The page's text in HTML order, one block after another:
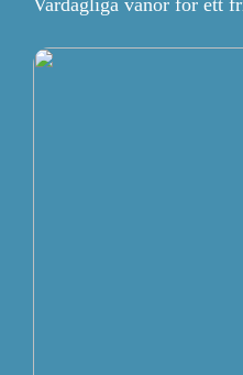
Vardagliga vanor för ett